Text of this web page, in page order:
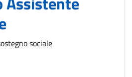
sociale